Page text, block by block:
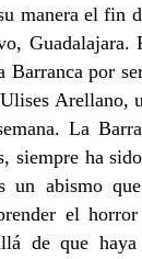
manera el fin
Guadalajara.
Barranca por
Arellano,
La
siempre ha
un abismo
el
de que